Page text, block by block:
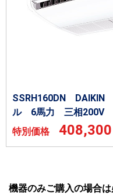
SSRH160DN
ル 6馬力 三相200V
特別価格 408,300
機器のみご購入の場合